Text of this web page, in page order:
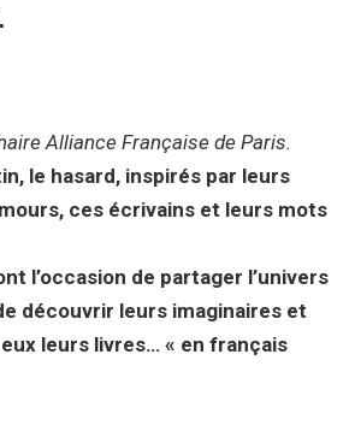
Alliance Française de Paris.
le hasard, inspirés par leurs
ces écrivains et leurs mots
l’occasion de partager l’univers
découvrir leurs imaginaires et
leurs livres… « en français